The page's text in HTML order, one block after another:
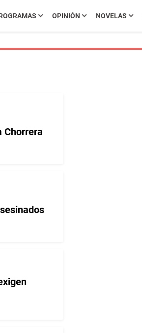
OPINIÓN NOVELAS
Chorrera